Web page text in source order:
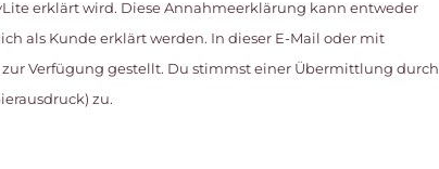
erklärt wird. Diese Annahmeerklärung kann entweder
als Kunde erklärt werden. In dieser E-Mail oder mit
Verfügung gestellt. Du stimmst einer Übermittlung durch
zu.